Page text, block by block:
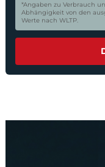
*Angaben zu Verbrauch
Abhängigkeit von den
Werte nach WLTP.